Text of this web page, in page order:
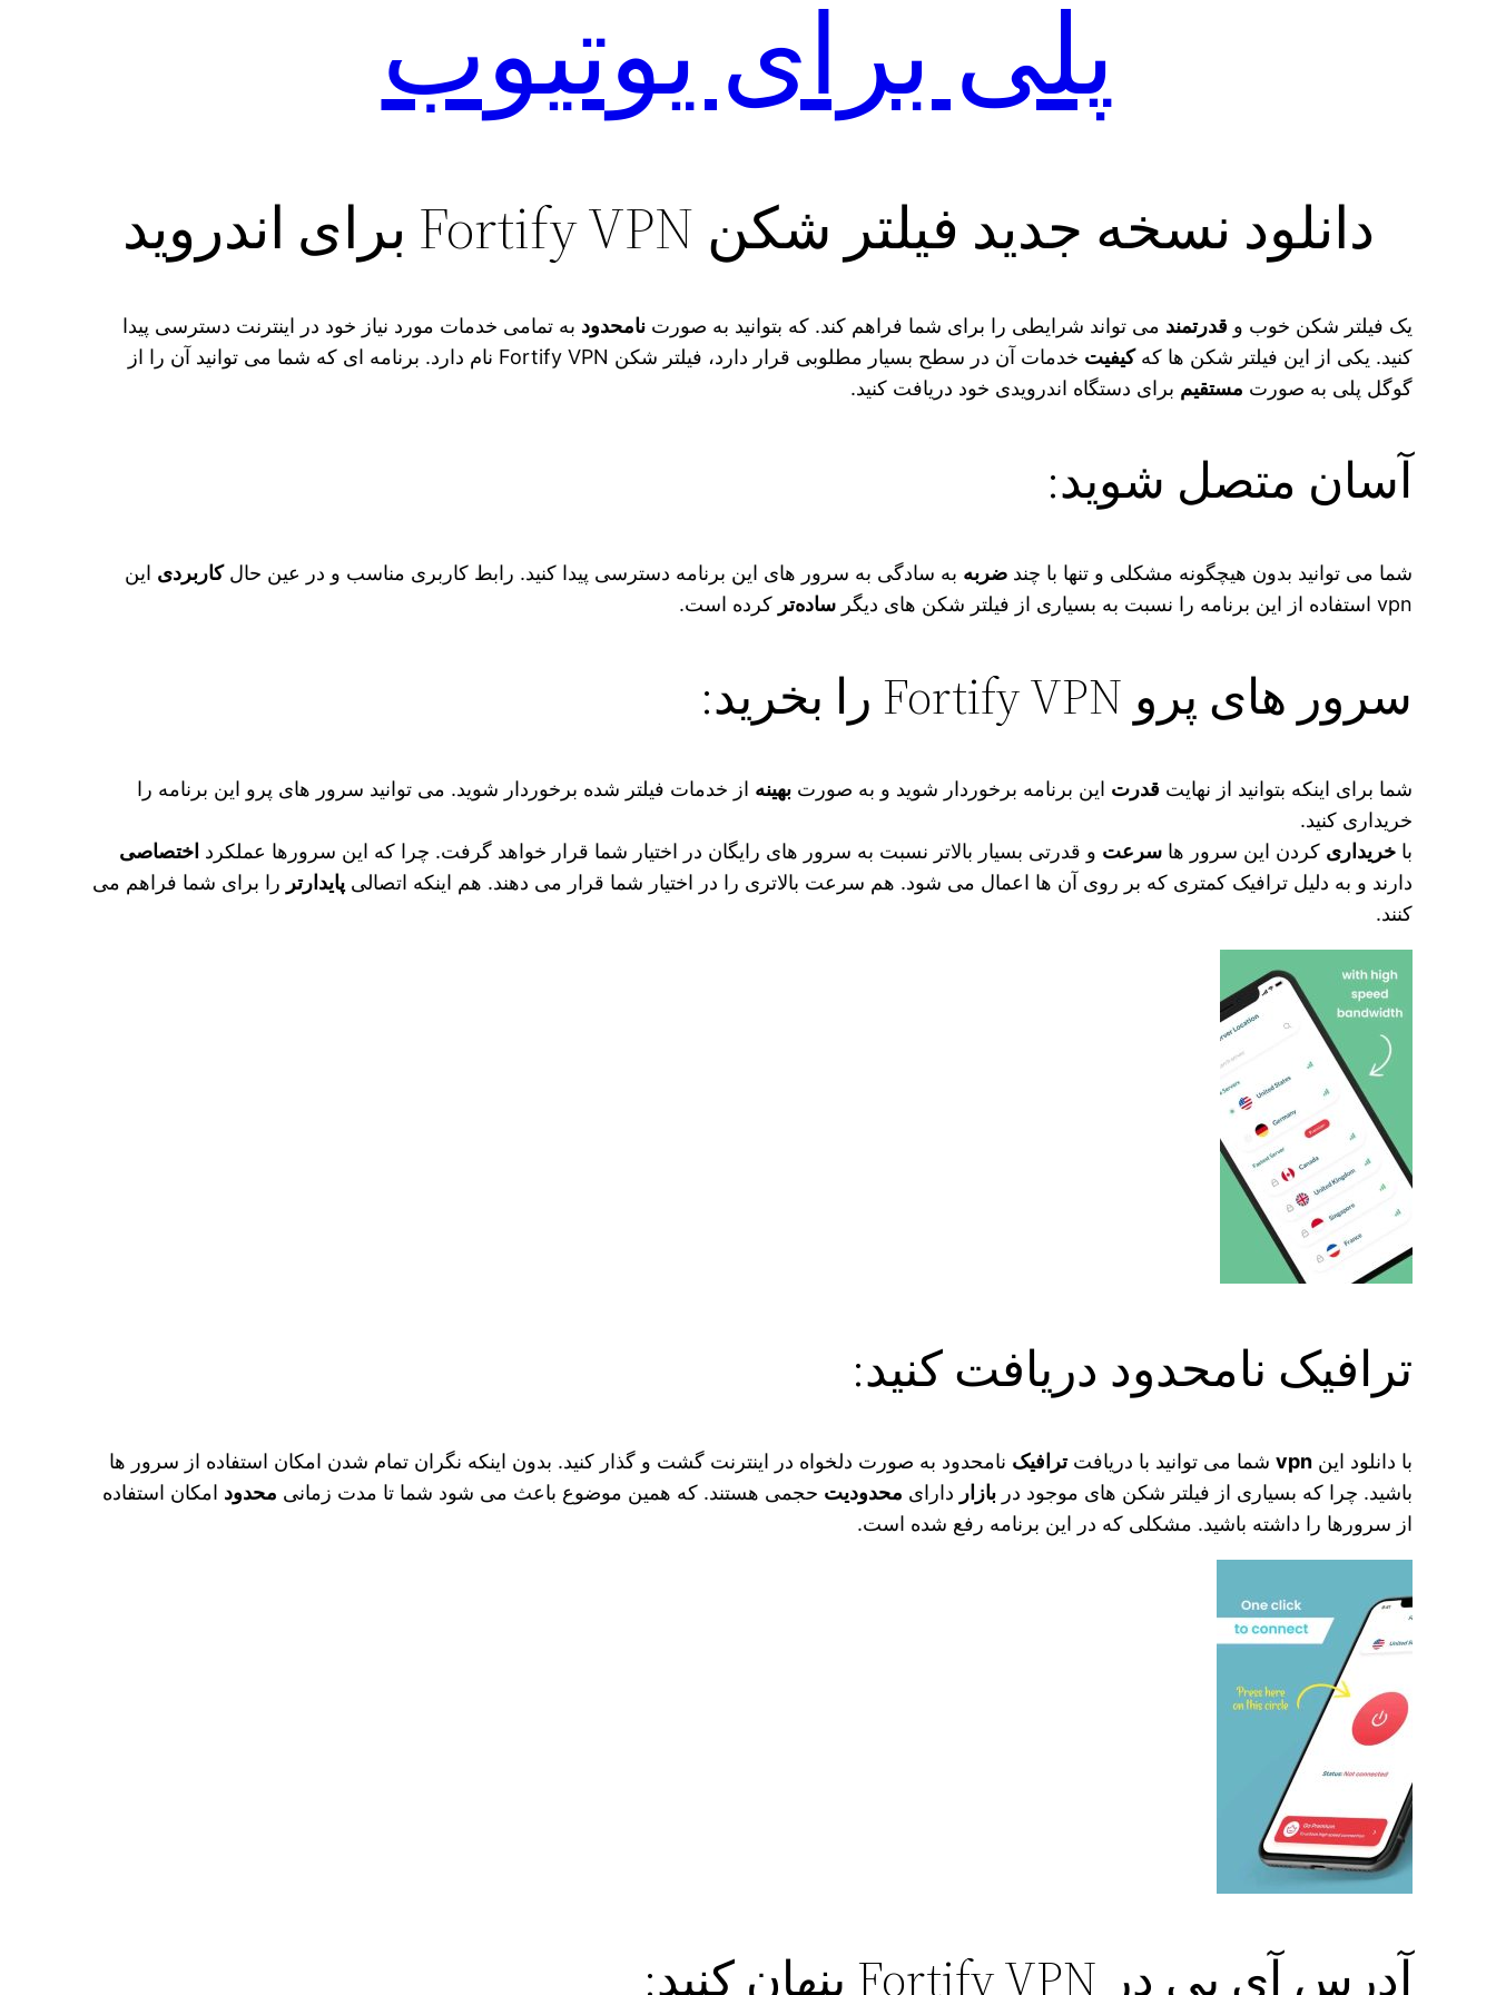
پلی برای یوتیوب
دانلود نسخه جدید فیلتر شکن Fortify VPN برای اندروید
یک فیلتر شکن خوب و قدرتمند می‌ تواند شرایطی را برای شما فراهم کند. که بتوانید به صورتنامحدود به تمامی خدمات مورد نیاز خود در اینترنت دسترسی پیدا
کنید. یکی از این فیلتر شکن‌ ها کهکیفیت
خدمات آن در سطح بسیار مطلوبی قرار دارد، فیلتر شکن Fortify VPN نام دارد. برنامه ای که شما می‌ توانید آن را از
گوگل پلی به صورت مستقیم برای دستگاه اندرویدی خود دریافت کنید.
آسان متصل شوید:
شما می‌ توانید بدون هیچگونه مشکلی و تنها با چندضربه به سادگی به سرور های این برنامه دسترسی پیدا کنید. رابط کاربری مناسب و در عین حالکاربردی این
vpn استفاده از این برنامه را نسبت به بسیاری از فیلتر شکن های دیگر
ساده‌تر کرده است.
سرور های پرو Fortify VPN را بخرید:
شما برای اینکه بتوانید از نهایت قدرت این برنامه برخوردار شوید و به صورتبهینه از خدمات فیلتر شده برخوردار شوید. می‌ توانید سرور های پرو این برنامه را
خریداری کنید.
باخریداری کردن این سرور هاسرعت و قدرتی بسیار بالاتر نسبت به سرور های رایگان در اختیار شما قرار خواهد گرفت. چرا که این سرورها عملکرد اختصاصی
دارند و به دلیل ترافیک کمتری که بر روی آن ها اعمال می شود. هم سرعت بالاتری را در اختیار شما قرار می دهند. هم اینکه اتصالیپایدارتر را برای شما فراهم می
کنند‌.
ترافیک نامحدود دریافت کنید:
با دانلود اینvpn شما می‌ توانید با دریافتترافیک نامحدود به صورت دلخواه در اینترنت گشت و گذار کنید. بدون اینکه نگران تمام شدن امکان استفاده از سرور ها
باشید. چرا که بسیاری از فیلتر شکن های موجود دربازار دارای محدودیت حجمی هستند. که همین موضوع باعث می شود شما تا مدت زمانی محدود امکان استفاده
از سرورها را داشته باشید. مشکلی که در این برنامه رفع شده است.
آدرس آی پی در Fortify VPN پنهان کنید: